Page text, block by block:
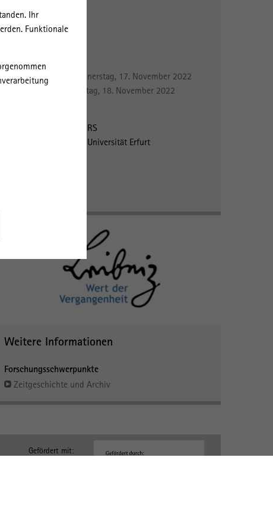
Ihr
Funktionale
Müllerstrasse 74
13349 Berlin
Zoom-Link für Donnerstag, 17. November 2022
Zoom-Link für Freitag, 18. November 2022
Dr. Daniel Hadwiger | IRS
Dr. Sebastian Dorsch | Universität Erfurt
Weitere Informationen
Forschungsschwerpunkte
Zeitgeschichte und Archiv
Gefördert mit: